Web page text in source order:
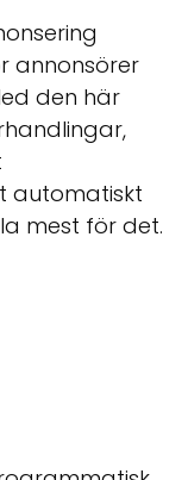
annonsörer
den här
automatiskt
mest för det.